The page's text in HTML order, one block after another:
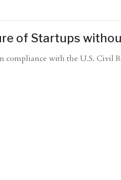
of Startups
compliance with the U.S. Civil